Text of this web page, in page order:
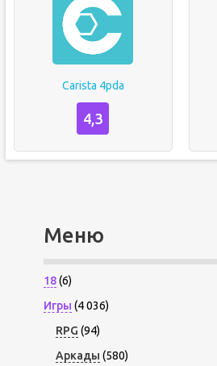
Carista 4pda
4,3
Меню
18(6)
Игры (4 036)
RPG (94)
Аркады (580)